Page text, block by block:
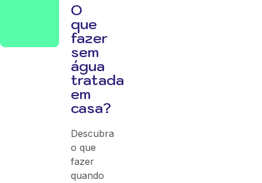
O
que
fazer
sem
água
tratada
em
casa?
Descubra
o que
fazer
quando